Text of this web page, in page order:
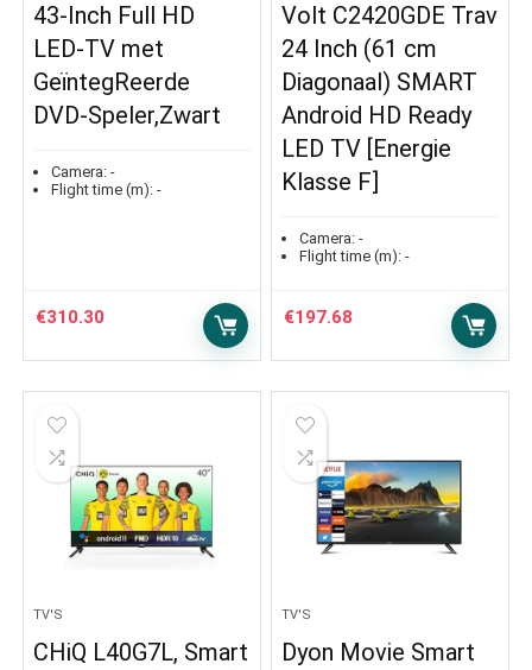
43-Inch Full HD
LED-TV met
GeïntegReerde
DVD-Speler,Zwart
Camera: -
Flight time (m): -
€310.30
Volt C2420GDE Trav
24 Inch (61 cm
Diagonaal) SMART
Android HD Ready
LED TV [Energie
Klasse F]
Camera: -
Flight time (m): -
€197.68
TV'S
CHiQ L40G7L, Smart
TV'S
Dyon Movie Smart